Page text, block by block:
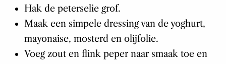
Hak de peterselie grof.
Maak een simpele dressing van de yoghurt,
mayonaise, mosterd en olijfolie.
Voeg zout en flink peper naar smaak toe en